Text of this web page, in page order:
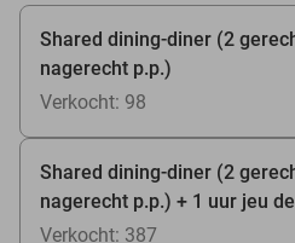
Shared dining-diner (2
nagerecht p.p.)
Verkocht: 98
Shared dining-diner (2
nagerecht p.p.) + 1 uur jeu
Verkocht: 387